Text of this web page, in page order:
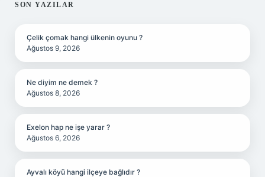
SIDEBAR
SON YAZILAR
Çelik çomak hangi ülkenin oyunu ?
Ağustos 9, 2026
Ne diyim ne demek ?
Ağustos 8, 2026
Exelon hap ne işe yarar ?
Ağustos 6, 2026
Ayvalı köyü hangi ilçeye bağlıdır ?